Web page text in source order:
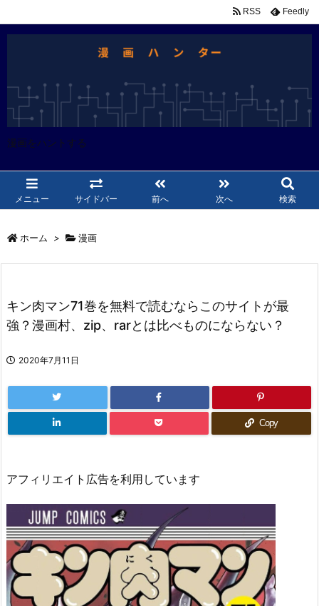
漫画をハントする
メニュー サイドバー 前へ 次へ 検索
RSS Feedly
ホーム > 漫画
キン肉マン71巻を無料で読むならこのサイトが最
強？漫画村、zip、rarとは比べものにならない？
2020年7月11日
Copy
アフィリエイト広告を利用しています